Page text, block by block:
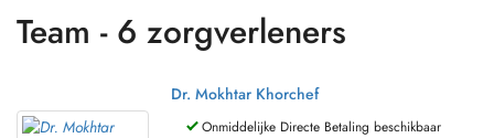
Team - 6 zorgverleners
Dr. Mokhtar Khorchef
Onmiddelijke Directe Betaling beschikbaar